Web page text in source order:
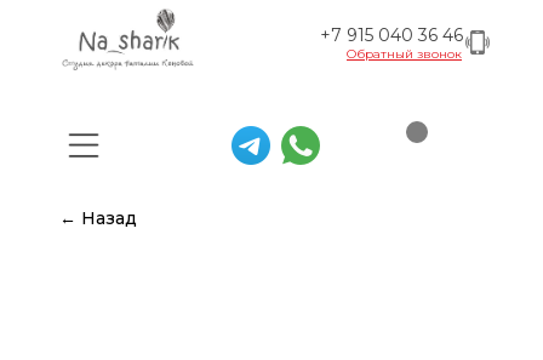
+7 915 040 36 46
Обратный звонок
← Назад